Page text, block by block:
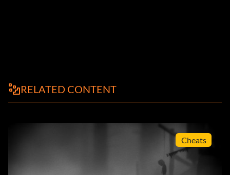
RELATED CONTENT
Cheats